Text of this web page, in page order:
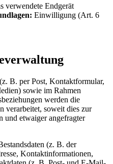
verwendete Endgerät
Einwilligung (Art. 6
B. per Post, Kontaktformular,
sowie im Rahmen
werden die
verarbeitet, soweit dies zur
und etwaiger angefragter
(z. B. der
Kontaktinformationen,